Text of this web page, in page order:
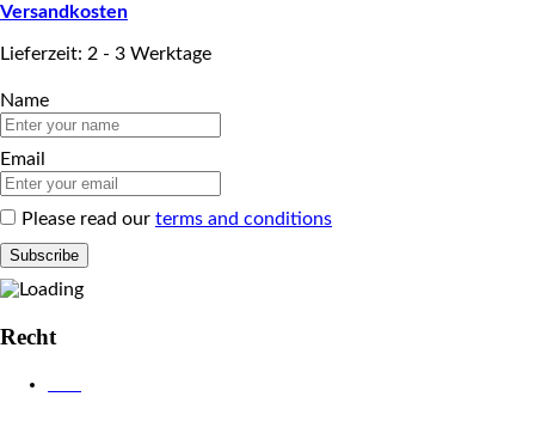
Versandkosten
Lieferzeit: 2 - 3 Werktage
Name
Email
Please read our terms and conditions
Recht